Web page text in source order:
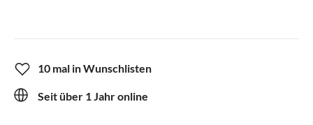
10 mal in Wunschlisten
Seit über 1 Jahr online